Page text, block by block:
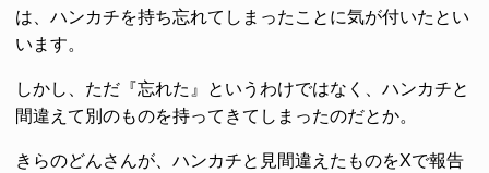
は、ハンカチを持ち忘れてしまったことに気が付いたとい
います。
しかし、ただ『忘れた』というわけではなく、ハンカチと
間違えて別のものを持ってきてしまったのだとか。
きらのどんさんが、ハンカチと見間違えたものをXで報告